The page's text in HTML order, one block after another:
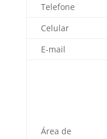
Telefone
Celular
E-mail
Área de